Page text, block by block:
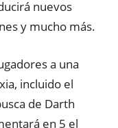
nuevos
y mucho más.
a una
incluido el
de Darth
en 5 el